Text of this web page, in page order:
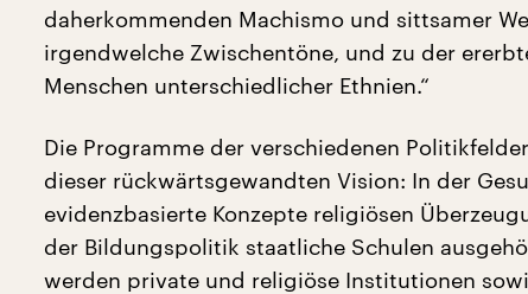
daherkommenden Machismo und sittsamer
irgendwelche Zwischentöne, und zu der
Menschen unterschiedlicher Ethnien.“
Die Programme der verschiedenen
dieser rückwärtsgewandten Vision: In der
evidenzbasierte Konzepte religiösen
der Bildungspolitik staatliche Schulen
werden private und religiöse Institutionen